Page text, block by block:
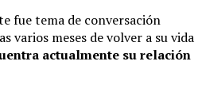
fue tema de conversación
varios meses de volver a su vida
actualmente su relación